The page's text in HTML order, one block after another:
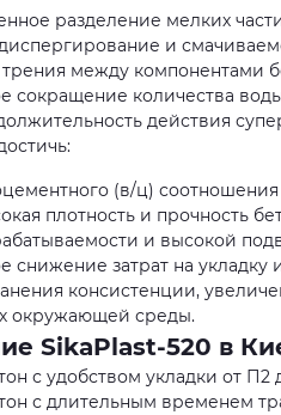
разделение мелких
и
между компонентами
сокращение количества
действия
(в/ц)
плотность и прочность
и высокой
снижение затрат на укладку
консистенции,
окружающей среды.
SikaPlast-520 в
с удобством укладки от П2
с длительным временем